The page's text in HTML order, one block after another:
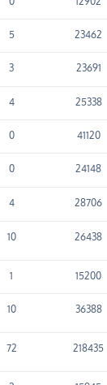
5 23462
3 23691
4 25338
0 41120
0 24148
4 28706
10 26438
1 15200
10 36388
72 218435